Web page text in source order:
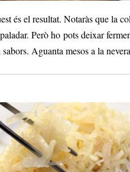
és el resultat. Notaràs que la
Però ho pots deixar
Aguanta mesos a la